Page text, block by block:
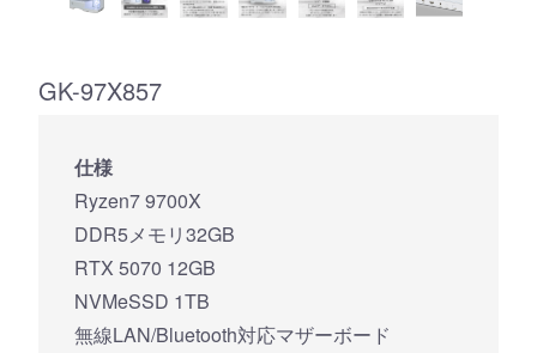
GK-97X857
仕様
Ryzen7 9700X
DDR5メモリ32GB
RTX 5070 12GB
NVMeSSD 1TB
無線LAN/Bluetooth対応マザーボード